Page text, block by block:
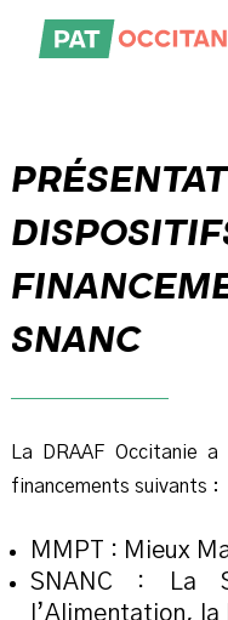
SNANC
La DRAAF Occitanie
financements suivants :
MMPT : Mieux
SNANC : La
l’Alimentation,